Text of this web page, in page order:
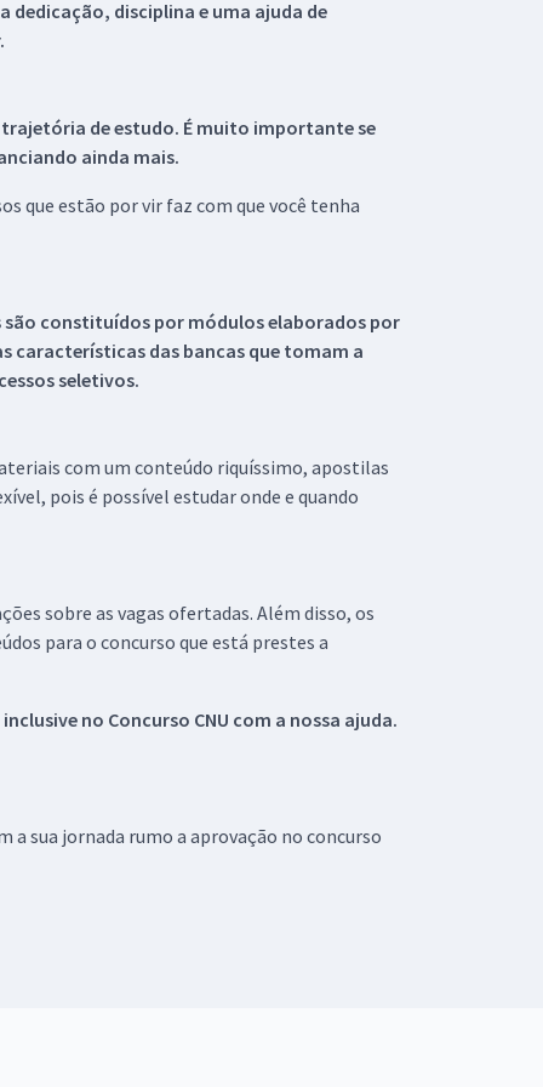
dedicação, disciplina e uma ajuda de
de estudo. É muito importante se
ainda mais.
que estão por vir faz com que você tenha
são constituídos por módulos elaborados por
características das bancas que tomam a
seletivos.
com um conteúdo riquíssimo, apostilas
pois é possível estudar onde e quando
sobre as vagas ofertadas. Além disso, os
para o concurso que está prestes a
no Concurso CNU com a nossa ajuda.
a sua jornada rumo a aprovação no concurso